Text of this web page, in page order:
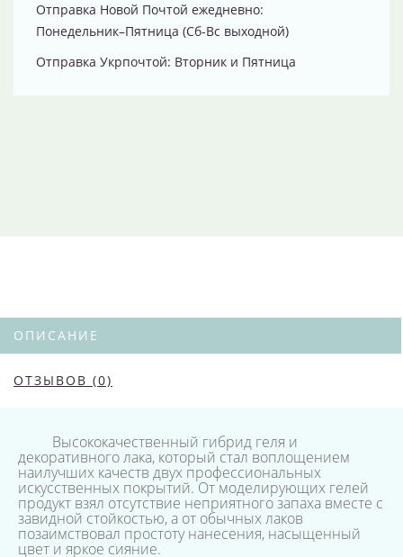
Отправка Новой Почтой ежедневно:
Понедельник–Пятница (Сб-Вс выходной)
Отправка Укрпочтой: Вторник и Пятница
ОПИСАНИЕ
ОТЗЫВОВ (0)
Высококачественный гибрид геля и
декоративного лака, который стал воплощением
наилучших качеств двух профессиональных
искусственных покрытий. От моделирующих гелей
продукт взял отсутствие неприятного запаха вместе с
завидной стойкостью, а от обычных лаков
позаимствовал простоту нанесения, насыщенный
цвет и яркое сияние.